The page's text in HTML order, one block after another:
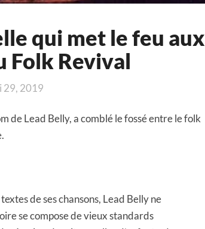
qui met le feu aux
Folk Revival
29, 2019
de Lead Belly, a comblé le fossé entre le folk
de ses chansons, Lead Belly ne
se compose de vieux standards